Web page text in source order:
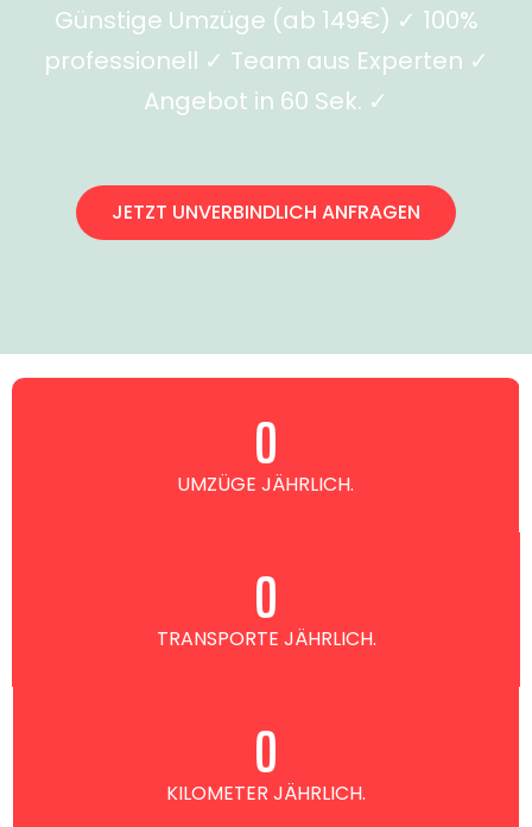
Günstige Umzüge (ab 149€) ✓ 100%
professionell ✓ Team aus Experten ✓
Angebot in 60 Sek. ✓
JETZT UNVERBINDLICH ANFRAGEN
UMZÜGE JÄHRLICH.
0
TRANSPORTE JÄHRLICH.
0
KILOMETER JÄHRLICH.
0